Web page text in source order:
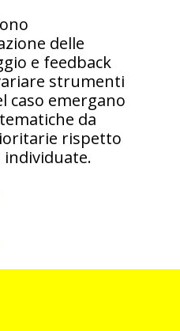
delle
e feedback
strumenti
caso emergano
da
rispetto
individuate.